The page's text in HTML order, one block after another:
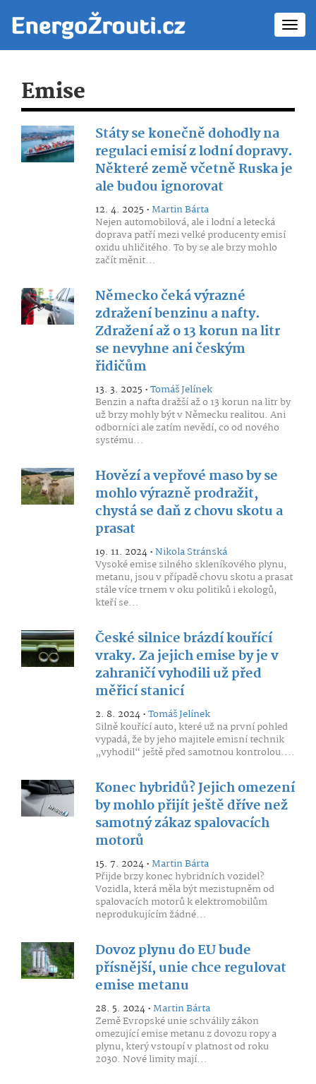
Emise
Státy se konečně dohodly na
regulaci emisí z lodní dopravy.
Některé země včetně Ruska je
ale budou ignorovat
12. 4. 2025 •Martin Bárta
Nejen automobilová, ale i lodní a letecká
doprava patří mezi velké producenty emisí
oxidu uhličitého. To by se ale brzy mohlo
začít měnit...
Německo čeká výrazné
zdražení benzinu a nafty.
Zdražení až o 13 korun na litr
se nevyhne ani českým
řidičům
13. 3. 2025 •Tomáš Jelínek
Benzin a nafta dražší až o 13 korun na litr by
už brzy mohly být v Německu realitou. Ani
odborníci ale zatím nevědí, co od nového
systému...
Hovězí a vepřové maso by se
mohlo výrazně prodražit,
chystá se daň z chovu skotu a
prasat
19. 11. 2024 •Nikola Stránská
Vysoké emise silného skleníkového plynu,
metanu, jsou v případě chovu skotu a prasat
stále více trnem v oku politiků i ekologů,
kteří se...
České silnice brázdí kouřící
vraky. Za jejich emise by je v
zahraničí vyhodili už před
měřicí stanicí
2. 8. 2024 •Tomáš Jelínek
Silně kouřící auto, které už na první pohled
vypadá, že by jeho majitele emisní technik
„vyhodil“ ještě před samotnou kontrolou....
Konec hybridů? Jejich omezení
by mohlo přijít ještě dříve než
samotný zákaz spalovacích
motorů
15. 7. 2024 •Martin Bárta
Přijde brzy konec hybridních vozidel?
Vozidla, která měla být mezistupněm od
spalovacích motorů k elektromobilům
neprodukujícím žádné...
Dovoz plynu do EU bude
přísnější, unie chce regulovat
emise metanu
28. 5. 2024 •Martin Bárta
Země Evropské unie schválily zákon
omezující emise metanu z dovozu ropy a
plynu, který vstoupí v platnost od roku
2030. Nové limity mají...